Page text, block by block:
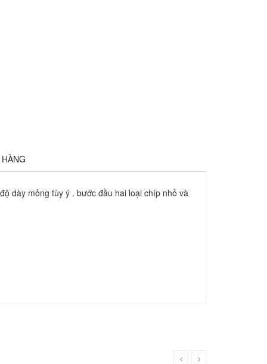
dày mỏng tùy ý . bước đầu hai loại chíp nhỏ và